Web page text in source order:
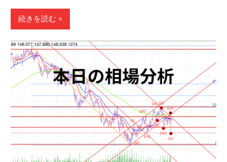
続きを読む